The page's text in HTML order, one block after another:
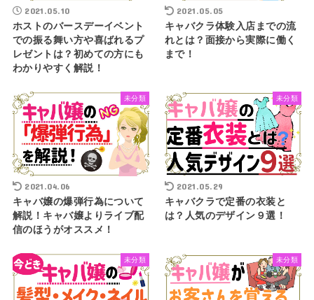
2021.05.10
ホストのバースデーイベント
での振る舞い方や喜ばれるプ
レゼントは？初めての方にも
わかりやすく解説！
2021.05.05
キャバクラ体験入店までの流
れとは？面接から実際に働く
まで！
未分類
2021.04.06
キャバ嬢の爆弾行為について
解説！キャバ嬢よりライブ配
信のほうがオススメ！
未分類
2021.05.29
キャバクラで定番の衣装と
は？人気のデザイン９選！
未分類 未分類